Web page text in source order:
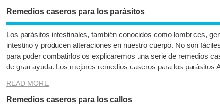
Remedios caseros para los parásitos
Los parásitos intestinales, también conocidos como lombrices,
intestino y producen alteraciones en nuestro cuerpo. No son
para poder combatirlos os explicaremos una serie de remedios
de gran ayuda. Los mejores remedios caseros para los parásitos
READ MORE
Remedios caseros para los callos